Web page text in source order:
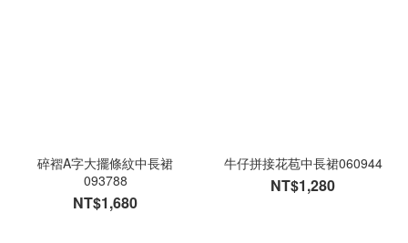
碎褶A字大擺條紋中長裙
093788
NT$1,680
牛仔拼接花苞中長裙060944
NT$1,280